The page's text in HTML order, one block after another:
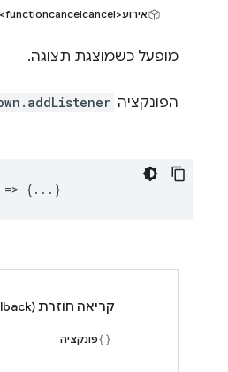
אירוע<functioncancelcancel>
מופעל כשמוצגת תצוגה.
הפונקציה
=> {...}
קריאה חוזרת (callback)
פונקציה